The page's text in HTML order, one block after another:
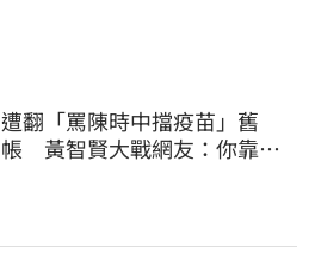
遭翻「罵陳時中擋疫苗」舊
帳 黃智賢大戰網友：你靠我